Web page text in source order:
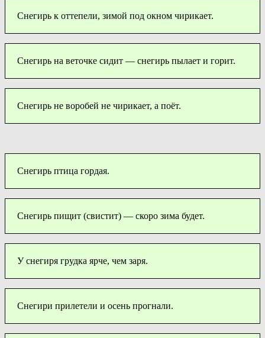
Снегирь к оттепели, зимой под окном чирикает.
Снегирь на веточке сидит — снегирь пылает и горит.
Снегирь не воробей не чирикает, а поёт.
Снегирь птица гордая.
Снегирь пищит (свистит) — скоро зима будет.
У снегиря грудка ярче, чем заря.
Снегири прилетели и осень прогнали.